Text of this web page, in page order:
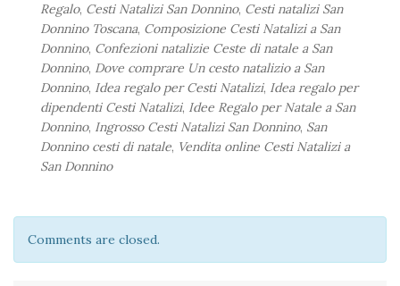
Regalo, Cesti Natalizi San Donnino, Cesti natalizi San
Donnino Toscana, Composizione Cesti Natalizi a San
Donnino, Confezioni natalizie Ceste di natale a San
Donnino, Dove comprare Un cesto natalizio a San
Donnino, Idea regalo per Cesti Natalizi, Idea regalo per
dipendenti Cesti Natalizi, Idee Regalo per Natale a San
Donnino, Ingrosso Cesti Natalizi San Donnino, San
Donnino cesti di natale, Vendita online Cesti Natalizi a
San Donnino
Comments are closed.